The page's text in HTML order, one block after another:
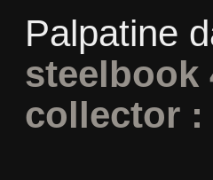
Palpatine
steelbook
collector :